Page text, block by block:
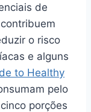
de
o risco
e alguns
to Healthy
pelo
porções